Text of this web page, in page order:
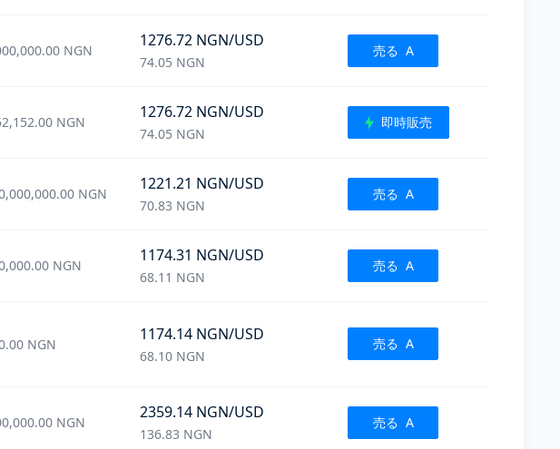
NGN
1276.72 NGN/USD
74.05 NGN
売る A
NGN
1276.72 NGN/USD
74.05 NGN
即時販売
NGN
1221.21 NGN/USD
70.83 NGN
売る A
NGN
1174.31 NGN/USD
68.11 NGN
売る A
NGN
1174.14 NGN/USD
68.10 NGN
売る A
NGN
2359.14 NGN/USD
136.83 NGN
売る A